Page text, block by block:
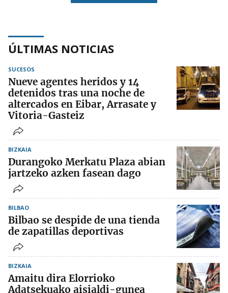
ÚLTIMAS NOTICIAS
SUCESOS
Nueve agentes heridos y 14
detenidos tras una noche de
altercados en Eibar, Arrasate y
Vitoria-Gasteiz
BIZKAIA
Durangoko Merkatu Plaza abian
jartzeko azken fasean dago
BILBAO
Bilbao se despide de una tienda
de zapatillas deportivas
BIZKAIA
Amaitu dira Elorrioko
Adatsekuako aisialdi-gunea